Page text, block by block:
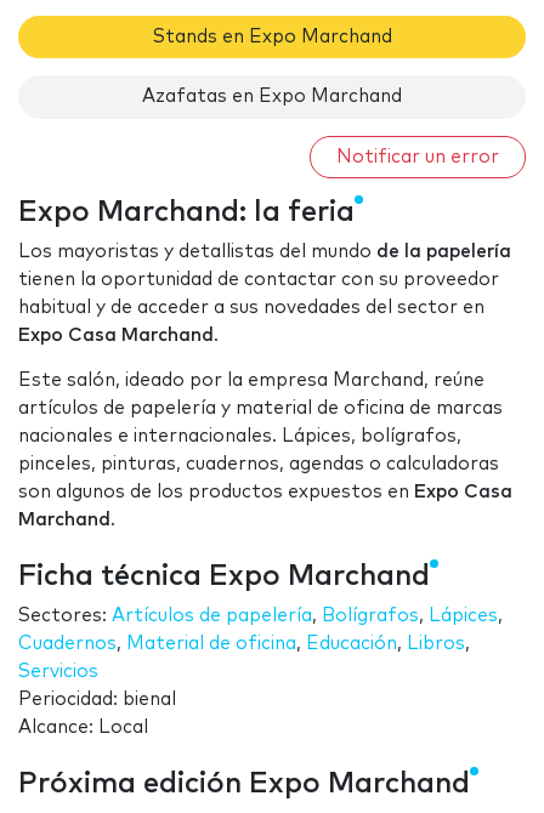
Stands en Expo Marchand
Azafatas en Expo Marchand
Notificar un error
Expo Marchand: la feria
Los mayoristas y detallistas del mundo de la papelería
tienen la oportunidad de contactar con su proveedor
habitual y de acceder a sus novedades del sector en
Expo Casa Marchand .
Este salón, ideado por la empresa Marchand, reúne
artículos de papelería y material de oficina de marcas
nacionales e internacionales. Lápices, bolígrafos,
pinceles, pinturas, cuadernos, agendas o calculadoras
son algunos de los productos expuestos en Expo Casa
Marchand .
Ficha técnica Expo Marchand
Sectores: Artículos de papelería, Bolígrafos, Lápices,
Cuadernos, Material de oficina, Educación, Libros,
Servicios
Periocidad: bienal
Alcance: Local
Próxima edición Expo Marchand